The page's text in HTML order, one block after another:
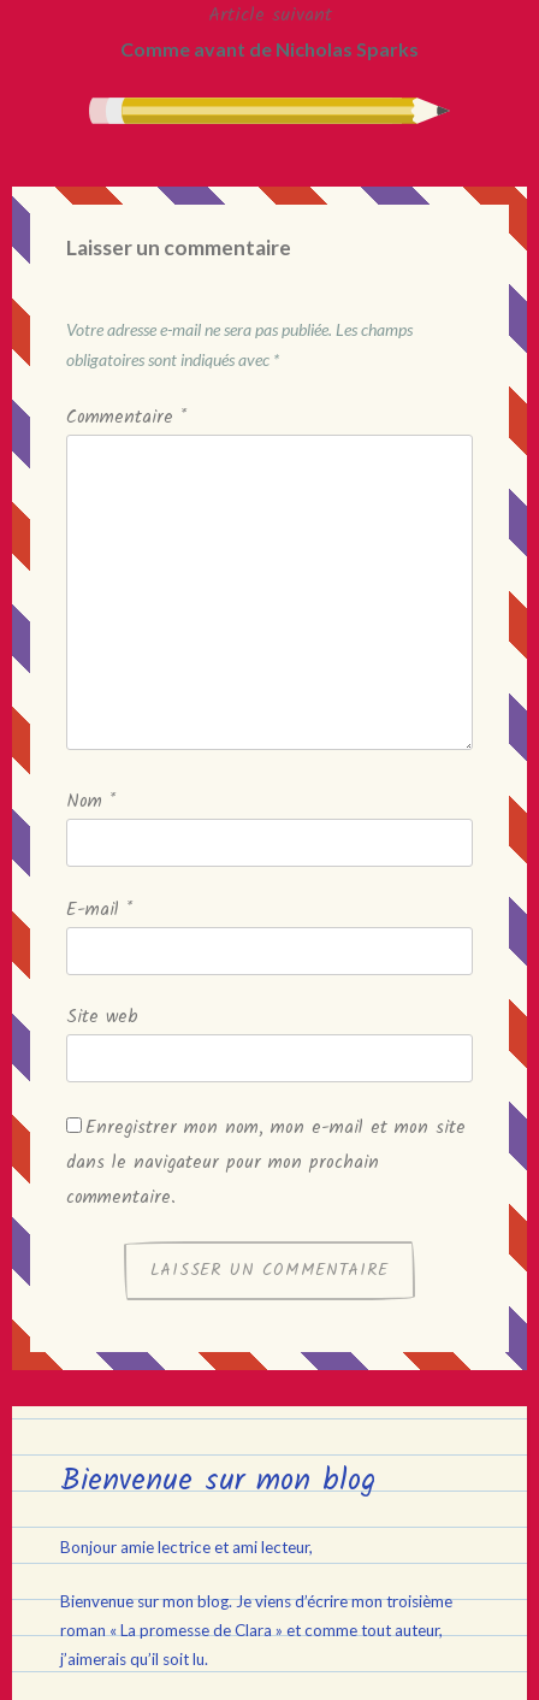
Article suivant
Comme avant de Nicholas Sparks
Laisser un commentaire
Votre adresse e-mail ne sera pas publiée. Les champs
obligatoires sont indiqués avec *
Commentaire *
Nom *
E-mail *
Site web
Enregistrer mon nom, mon e-mail et mon site
dans le navigateur pour mon prochain
commentaire.
Bienvenue sur mon blog
Bonjour amie lectrice et ami lecteur,
Bienvenue sur mon blog. Je viens d’écrire mon troisième
roman « La promesse de Clara » et comme tout auteur,
j’aimerais qu’il soit lu.